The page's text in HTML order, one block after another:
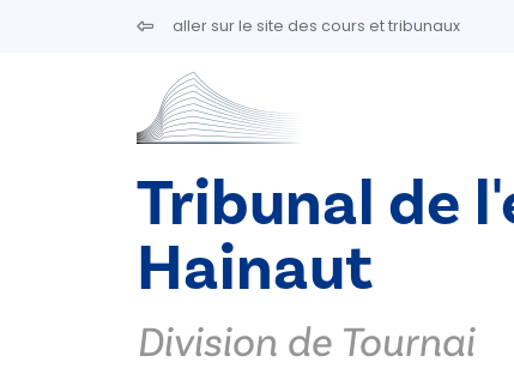
Aller au contenu principalaller sur le site des cours et tribunaux
Tribunal de
Hainaut
Division de Tournai